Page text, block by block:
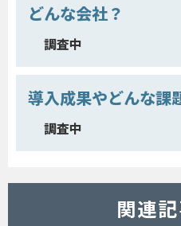
どんな会社？
調査中
導入成果やどんな課
調査中
関連